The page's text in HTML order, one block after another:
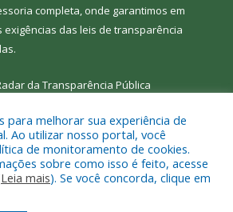
completa, onde garantimos em
exigências das leis de transparência
da Transparência Pública
a Câmara Municipal de Bom Jesus
do Tocantins.
para melhorar sua experiência de
Ao utilizar nosso portal, você
de monitoramento de cookies.
sobre como isso é feito, acesse
Leia mais). Se você concorda, clique em